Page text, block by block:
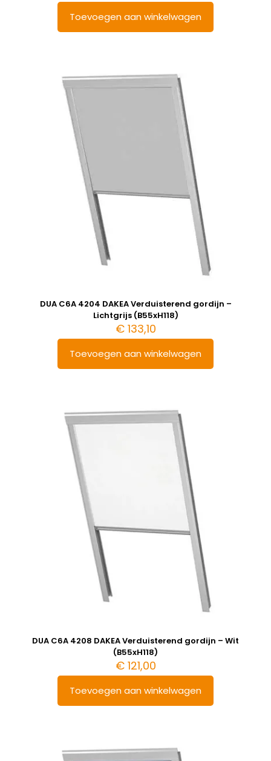
Toevoegen aan winkelwagen
DUA C6A 4204 DAKEA Verduisterend gordijn –
Lichtgrijs (B55xH118)
€133,10
Toevoegen aan winkelwagen
DUA C6A 4208 DAKEA Verduisterend gordijn – Wit
(B55xH118)
€121,00
Toevoegen aan winkelwagen